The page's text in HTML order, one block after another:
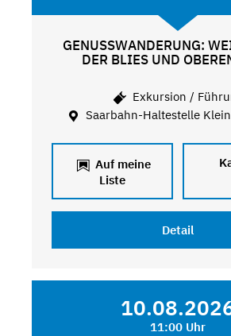
GENUSSWANDERUNG:
DER BLIES UND
Exkursion /
Saarbahn-Haltestelle
Auf meine
Liste
Detail
11:00 Uhr